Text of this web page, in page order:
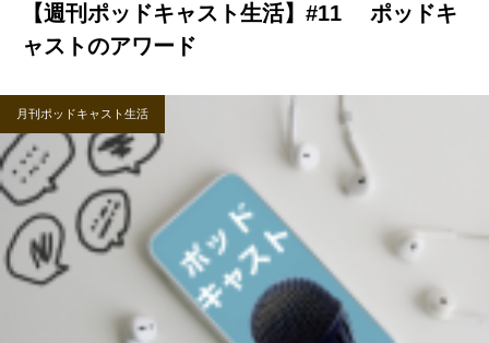
【週刊ポッドキャスト生活】#11 ポッドキ
ャストのアワード
月刊ポッドキャスト生活